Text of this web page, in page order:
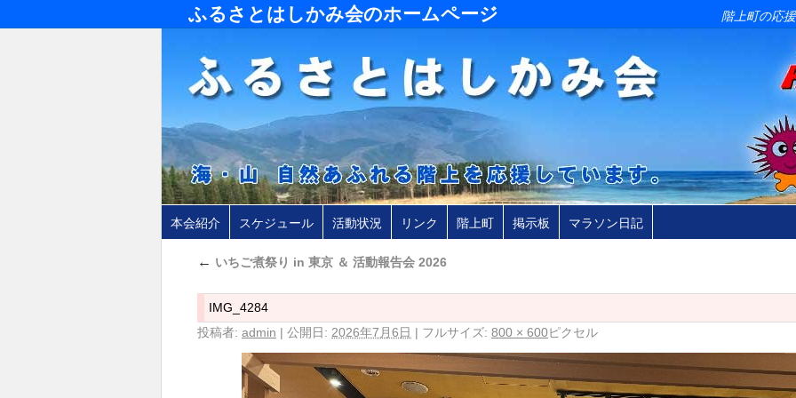
ふるさとはしかみ会のホームページ 階上町の応
本会紹介 スケジュール 活動状況 リンク 階上町 掲示板 マラソン日記
← いちご煮祭り in 東京 ＆ 活動報告会 2026
IMG_4284
投稿者: admin | 公開日: 2026年7月6日 | フルサイズ: 800 × 600ピクセル